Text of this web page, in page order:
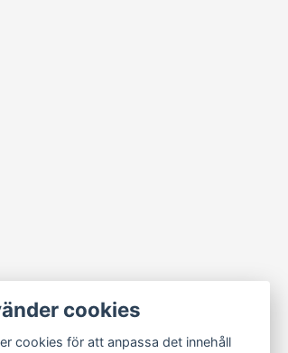
cookies
cookies för att anpassa det innehåll